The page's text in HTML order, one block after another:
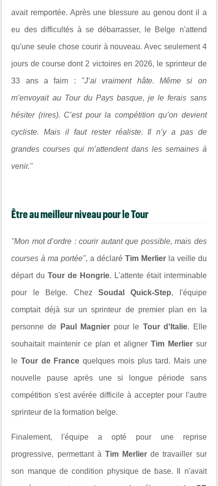
avait remportée. Après une blessure au genou dont il a
eu des difficultés à se débarrasser, le Belge n'attend
qu'une seule chose courir à nouveau. Avec seulement 4
jours de course dont 2 victoires en 2026, le sprinteur de
33 ans a faim : "J’ai vraiment hâte. Même si on
m’envoyait au Tour du Pays basque, je le ferais sans
hésiter (rires). C’est pour la compétition qu’on devient
cycliste. Mais il faut rester réaliste. Il n’y a pas de
grandes courses qui m’attendent dans les semaines à
venir."
Être au meilleur niveau pour le Tour
"Mon mot d’ordre : courir autant que possible, mais des
courses à ma portée", a déclaré Tim Merlierla veille du
départ duTour de Hongrie. L'attente était interminable
pour le Belge. Chez Soudal Quick-Step, l'équipe
comptait déjà sur un sprinteur de premier plan en la
personne de Paul Magnier pour le Tour d'Italie. Elle
souhaitait maintenir ce plan et aligner Tim Merliersur
leTour de France quelques mois plus tard. Mais une
nouvelle pause après une si longue période sans
compétition s'est avérée difficile à accepter pour l'autre
sprinteur de la formation belge.
Finalement, l'équipe a opté pour une reprise
progressive, permettant à Tim Merlier de travailler sur
son manque de condition physique de base. Il n'avait